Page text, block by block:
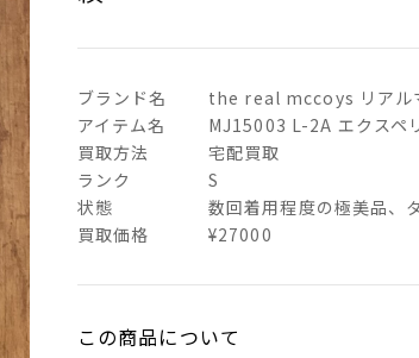
ブランド名
the real mccoys リアル
アイテム名
MJ15003 L-2A エクスペ
買取方法
宅配買取
ランク
S
状態
数回着用程度の極美品、
買取価格
¥27000
この商品について